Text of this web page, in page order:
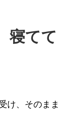
寝てて
け、そのまま